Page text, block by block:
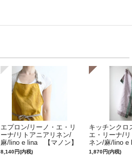
エプロン/リーノ・エ・リ
ーナ/リトアニアリネン/
麻/lino e lina 【マノン】
サフランイエロー
8,140円(内税)
キッチンクロ
エ・リーナ/
ネン/麻/lino
ルフィ】パー
1,870円(内税)